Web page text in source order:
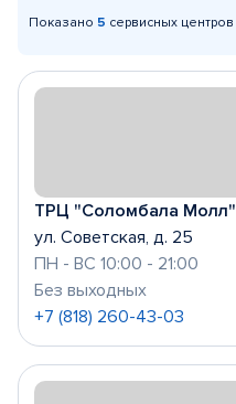
Показано 5 сервисных центров
ТРЦ "Соломбала Молл"
ул. Советская, д. 25
ПН - ВС 10:00 - 21:00
Без выходных
+7 (818) 260-43-03